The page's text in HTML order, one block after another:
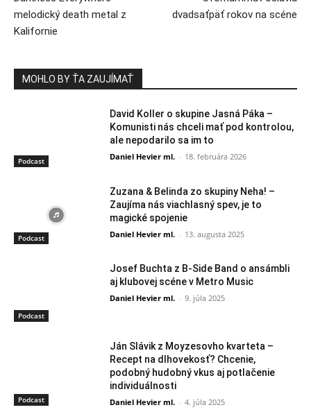
melodický death metal z
Kalifornie
dvadsaťpäť rokov na scéne
MOHLO BY ŤA ZAUJÍMAŤ
Podcast
David Koller o skupine Jasná Páka –
Komunisti nás chceli mať pod kontrolou,
ale nepodarilo sa im to
Daniel Hevier ml. - 18. februára 2026
Podcast
Zuzana & Belinda zo skupiny Neha! –
Zaujíma nás viachlasný spev, je to
magické spojenie
Daniel Hevier ml. - 13. augusta 2025
Podcast
Josef Buchta z B-Side Band o ansámbli
aj klubovej scéne v Metro Music
Daniel Hevier ml. - 9. júla 2025
Podcast
Ján Slávik z Moyzesovho kvarteta –
Recept na dlhovekosť? Chcenie,
podobný hudobný vkus aj potlačenie
individuálnosti
Daniel Hevier ml. - 4. júla 2025